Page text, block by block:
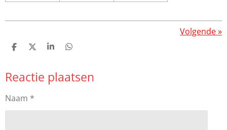
Volgende»
D
e
n
D
l
S
r
e
D
e
n
Reactie plaatsen
Naam *